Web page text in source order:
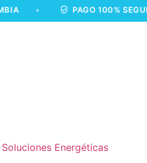
• PAGO 100% SEGURO •
Soluciones Energéticas